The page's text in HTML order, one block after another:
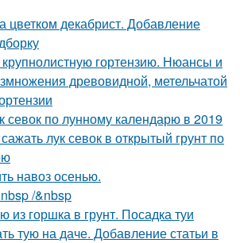
цветком декабрист. Добавление
гортензию. Нюансы и
древовидной, метельчатой
севок по лунному календарю в 2019
лук севок в открытый грунт по
навоз осенью.
/&nbsp
из горшка в грунт. Посадка туи
тую на даче. Добавление статьи в